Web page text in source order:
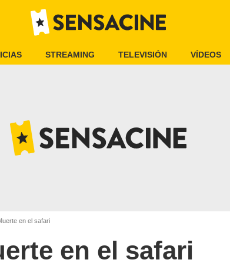
STREAMING TELEVISIÓN VÍDEOS
en el safari
en el safari